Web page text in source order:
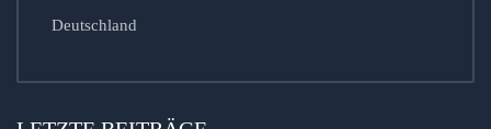
Deutschland